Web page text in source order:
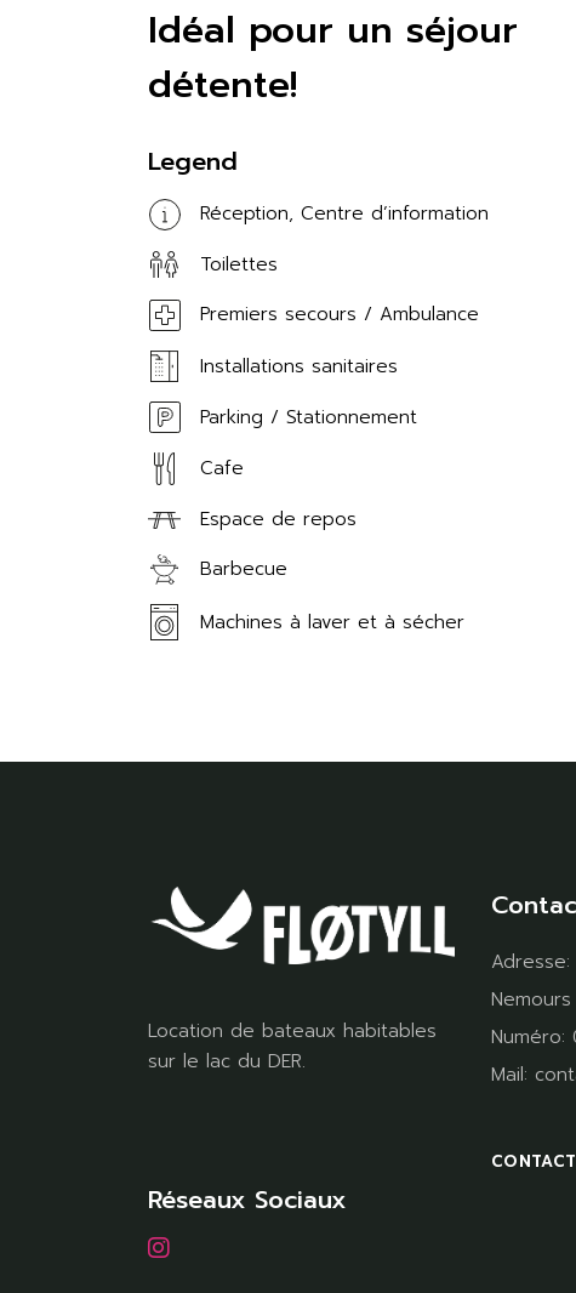
Idéal pour un séjour
détente!
Legend
Réception, Centre d’information
Toilettes
Premiers secours / Ambulance
Installations sanitaires
Parking / Stationnement
Cafe
Espace de repos
Barbecue
Machines à laver et à sécher
Location de bateaux habitables
sur le lac du DER.
Réseaux Sociaux
Adresse:
Nemours
Numéro:
Mail: